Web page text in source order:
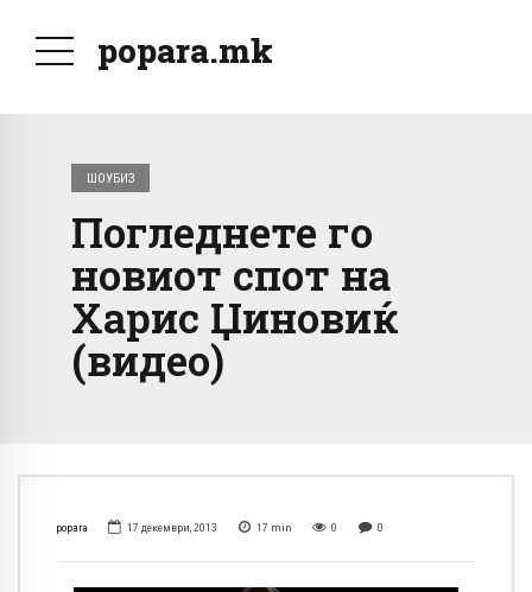
popara.mk
ШОУБИЗ
Погледнете го
новиот спот на
Харис Џиновиќ
(видео)
popara 17 декември, 2013 17 min 0 0